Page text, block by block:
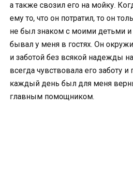
а также свозил его на мойку.
ему то, что он потратил, то он
не был знаком с моими детьми
бывал у меня в гостях. Он
и заботой без всякой надежды
всегда чувствовала его заботу
каждый день был для меня
главным помощником.